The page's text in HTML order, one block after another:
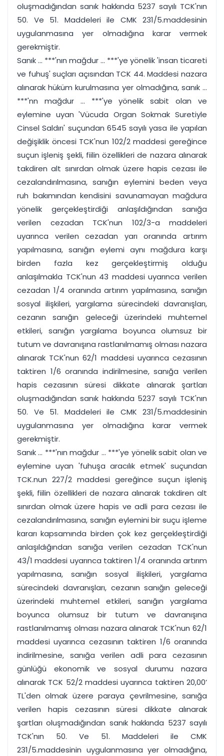
oluşmadığından sanık hakkında 5237 sayılı TCK'nın
50. Ve 51. Maddeleri ile CMK 231/5.maddesinin
uygulanmasına yer olmadığına karar vermek
gerekmiştir.
Sanık ... ***'nın mağdur ... ***'ye yönelik 'insan ticareti
ve fuhuş' suçları açısından TCK 44. Maddesi nazara
alınarak hüküm kurulmasına yer olmadığına, sanık ...
***'nn mağdur ... ***'ye yönelik sabit olan ve
eylemine uyan 'Vücuda Organ Sokmak Suretiyle
Cinsel Saldırı' suçundan 6545 sayılı yasa ile yapılan
değişiklik öncesi TCK'nun 102/2 maddesi gereğince
suçun işleniş şekli, fiilin özellikleri de nazara alınarak
takdiren alt sınırdan olmak üzere hapis cezası ile
cezalandırılmasına, sanığın eylemini beden veya
ruh bakımından kendisini savunamayan mağdura
yönelik gerçekleştirdiği anlaşıldığından sanığa
verilen cezadan TCK'nun 102/3-a maddeleri
uyarınca verilen cezadan yarı oranında artırım
yapılmasına, sanığın eylemi aynı mağdura karşı
birden fazla kez gerçekleştirmiş olduğu
anlaşılmakla TCK'nun 43 maddesi uyarınca verilen
cezadan 1/4 oranında artırım yapılmasına, sanığın
sosyal ilişkileri, yargılama sürecindeki davranışları,
cezanın sanığın geleceği üzerindeki muhtemel
etkileri, sanığın yargılama boyunca olumsuz bir
tutum ve davranışına rastlanılmamış olması nazara
alınarak TCK'nun 62/1 maddesi uyarınca cezasının
taktiren 1/6 oranında indirilmesine, sanığa verilen
hapis cezasının süresi dikkate alınarak şartları
oluşmadığından sanık hakkında 5237 sayılı TCK'nın
50. Ve 51. Maddeleri ile CMK 231/5.maddesinin
uygulanmasına yer olmadığına karar vermek
gerekmiştir.
Sanık ... ***'nın mağdur ... ***'ye yönelik sabit olan ve
eylemine uyan 'fuhuşa aracılık etmek' suçundan
TCK.nun 227/2 maddesi gereğince suçun işleniş
şekli, fiilin özellikleri de nazara alınarak takdiren alt
sınırdan olmak üzere hapis ve adli para cezası ile
cezalandırılmasına, sanığın eylemini bir suçu işleme
kararı kapsamında birden çok kez gerçekleştirdiği
anlaşıldığından sanığa verilen cezadan TCK'nun
43/1 maddesi uyarınca taktiren 1/4 oranında artırım
yapılmasına, sanığın sosyal ilişkileri, yargılama
sürecindeki davranışları, cezanın sanığın geleceği
üzerindeki muhtemel etkileri, sanığın yargılama
boyunca olumsuz bir tutum ve davranışına
rastlanılmamış olması nazara alınarak TCK'nun 62/1
maddesi uyarınca cezasının taktiren 1/6 oranında
indirilmesine, sanığa verilen adli para cezasının
günlüğü ekonomik ve sosyal durumu nazara
alınarak TCK 52/2 maddesi uyarınca taktiren 20,00’
TL'den olmak üzere paraya çevrilmesine, sanığa
verilen hapis cezasının süresi dikkate alınarak
şartları oluşmadığından sanık hakkında 5237 sayılı
TCK'nın 50. Ve 51. Maddeleri ile CMK
231/5.maddesinin uygulanmasına yer olmadığına,